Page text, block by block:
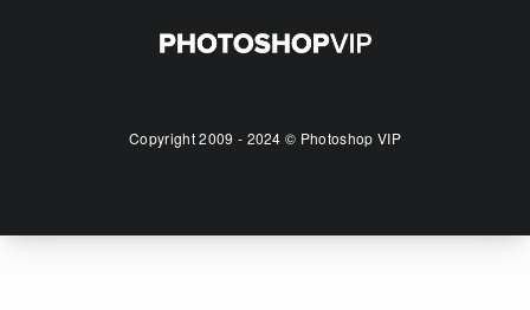
Copyright 2009 - 2024 © Photoshop VIP